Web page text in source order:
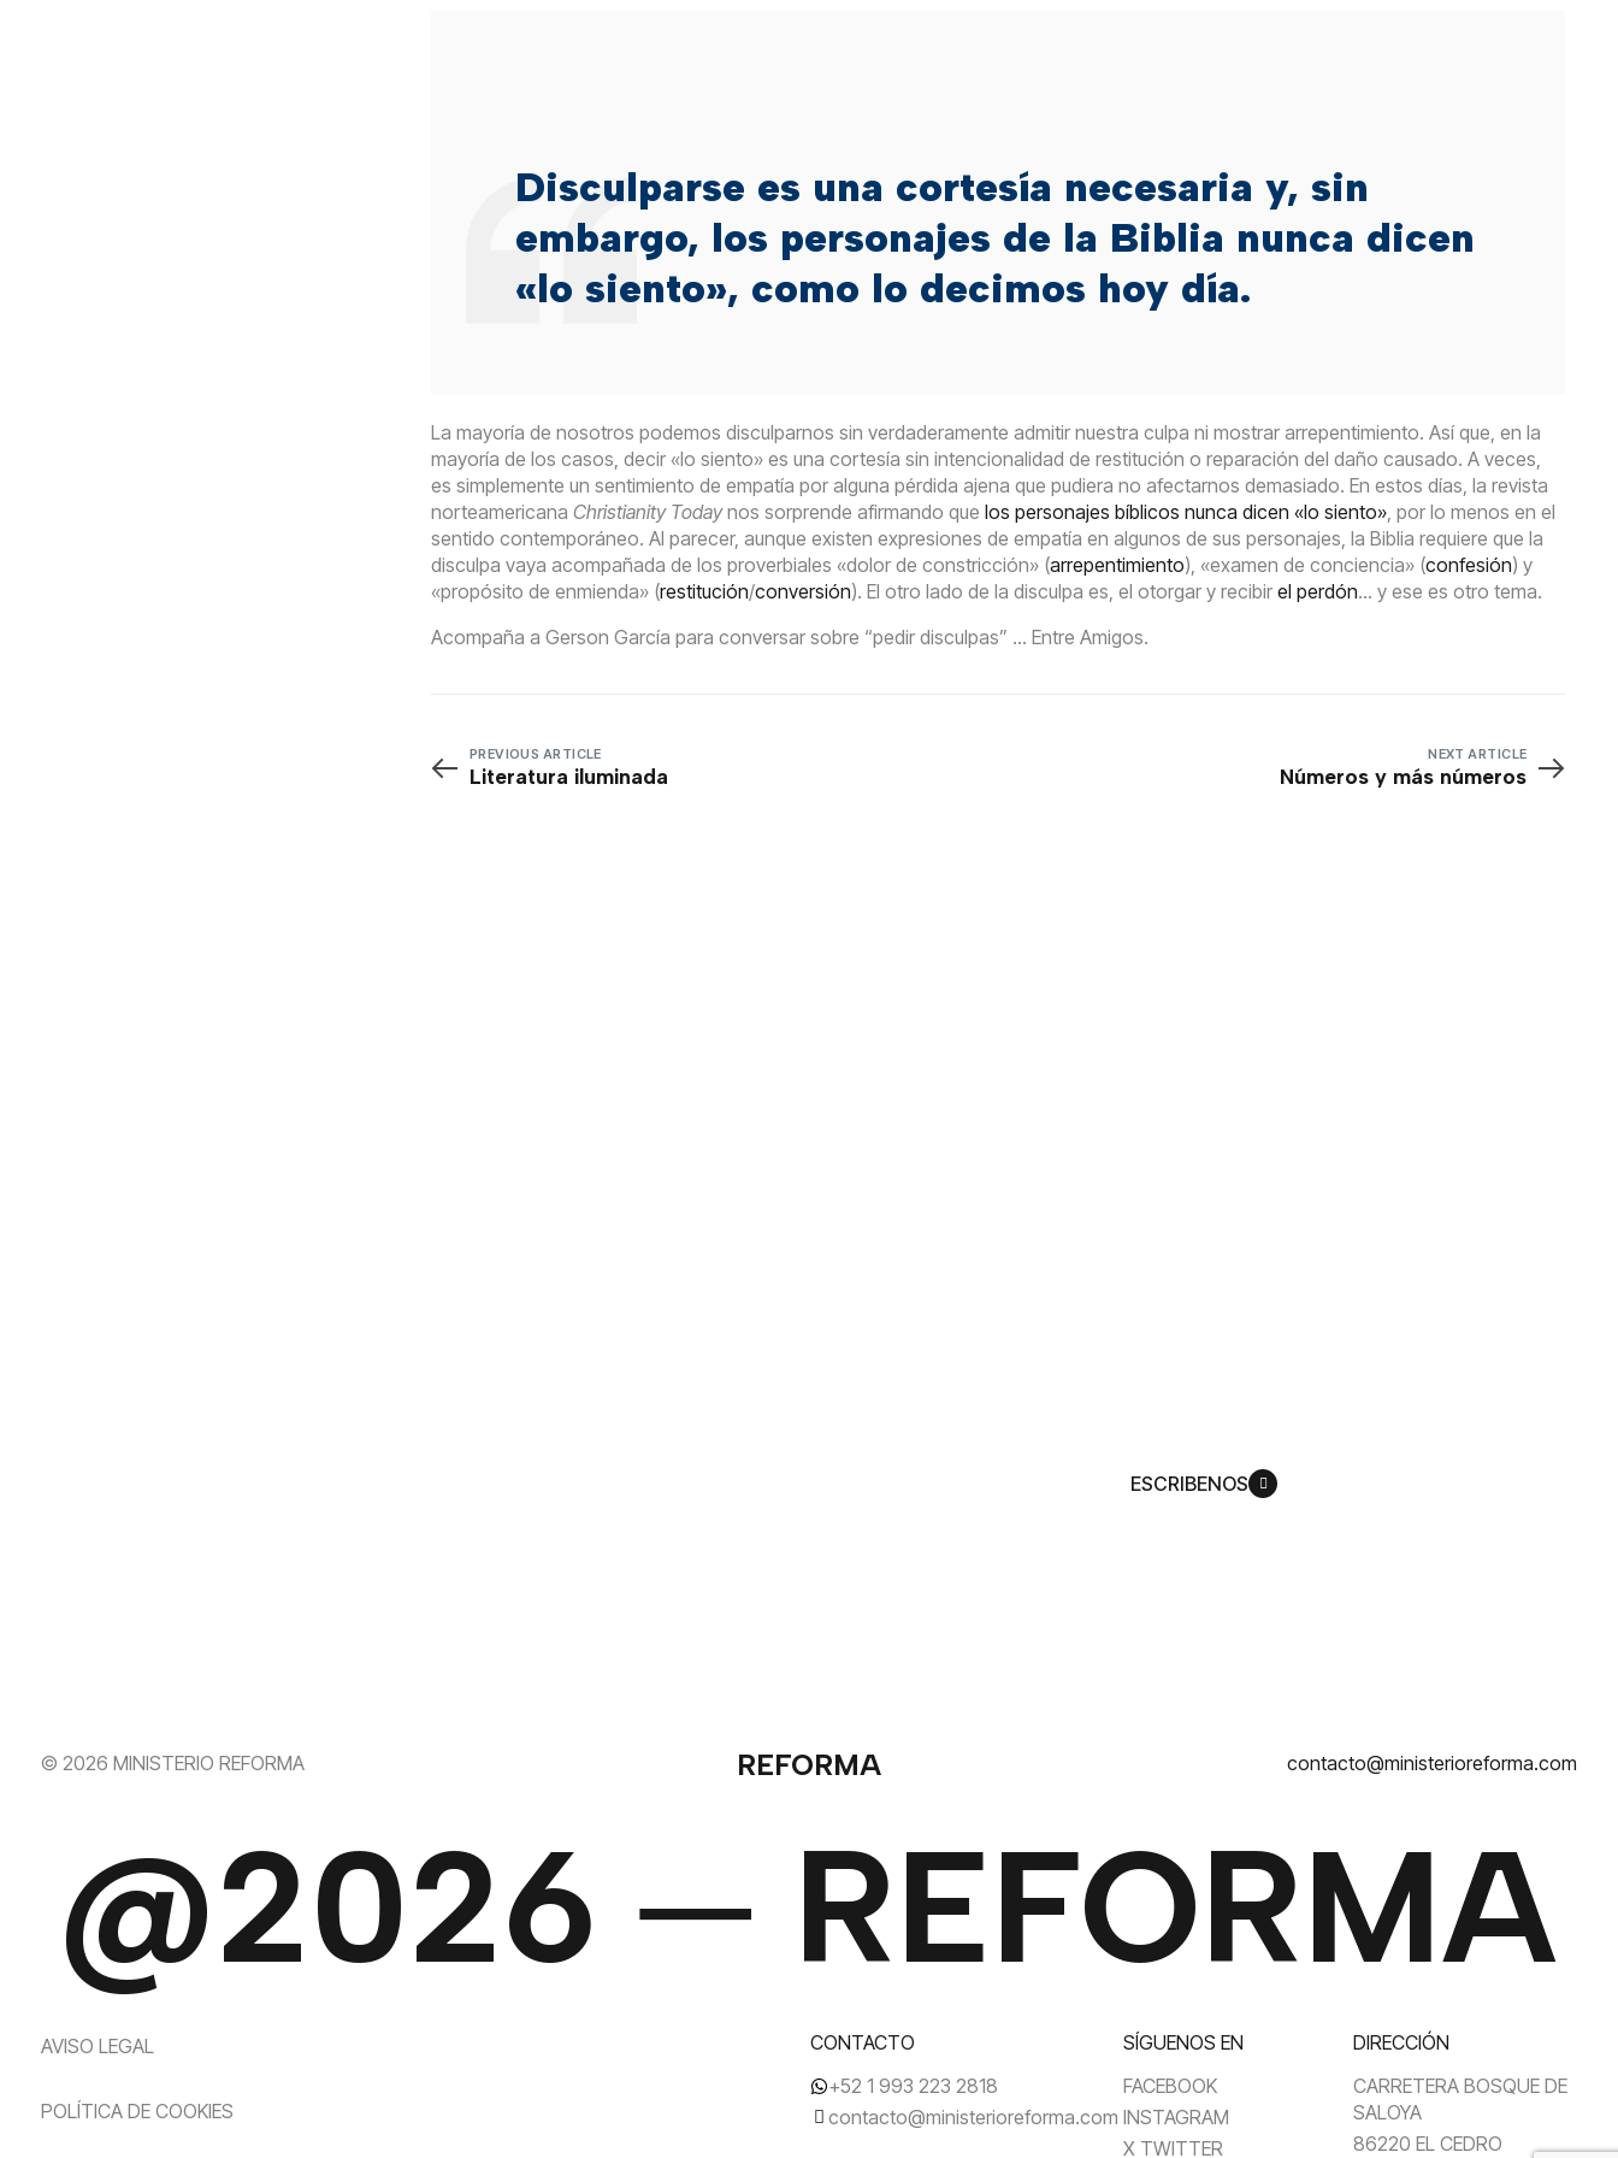
Disculparse es una cortesía necesaria y, sin
embargo, los personajes de la Biblia nunca dicen
«lo siento», como lo decimos hoy día.
La mayoría de nosotros podemos disculparnos sin verdaderamente admitir nuestra culpa ni mostrar arrepentimiento. Así que, en la
mayoría de los casos, decir «lo siento» es una cortesía sin intencionalidad de restitución o reparación del daño causado. A veces,
es simplemente un sentimiento de empatía por alguna pérdida ajena que pudiera no afectarnos demasiado. En estos días, la revista
norteamericana Christianity Todaynos sorprende afirmando que los personajes bíblicos nunca dicen «lo siento», por lo menos en el
sentido contemporáneo. Al parecer, aunque existen expresiones de empatía en algunos de sus personajes, la Biblia requiere que la
disculpa vaya acompañada de los proverbiales «dolor de constricción» (arrepentimiento), «examen de conciencia» (confesión) y
«propósito de enmienda» (restitución/conversión). El otro lado de la disculpa es, el otorgar y recibir el perdón… y ese es otro tema.
Acompaña a Gerson García para conversar sobre “pedir disculpas” … Entre Amigos.
PREVIOUS ARTICLE
Literatura iluminada
NEXT ARTICLE
Números y más números
ESCRIBENOS
© 2026 MINISTERIO REFORMA REFORMA contacto@ministerioreforma.com
@2026 ─ REFORMA
AVISO LEGAL
POLÍTICA DE COOKIES
CONTACTO
+52 1 993 223 2818
contacto@ministerioreforma.com
SÍGUENOS EN
FACEBOOK
INSTAGRAM
X TWITTER
DIRECCIÓN
CARRETERA BOSQUE DE
SALOYA
86220 EL CEDRO